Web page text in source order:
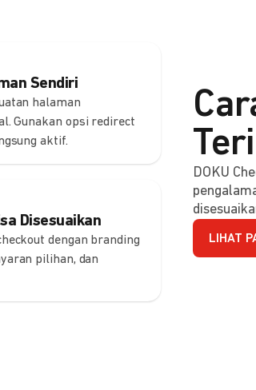
Sendiri
halaman
Gunakan opsi redirect
aktif.
Disesuaikan
dengan branding
pilihan, dan
DOKU
LIHAT